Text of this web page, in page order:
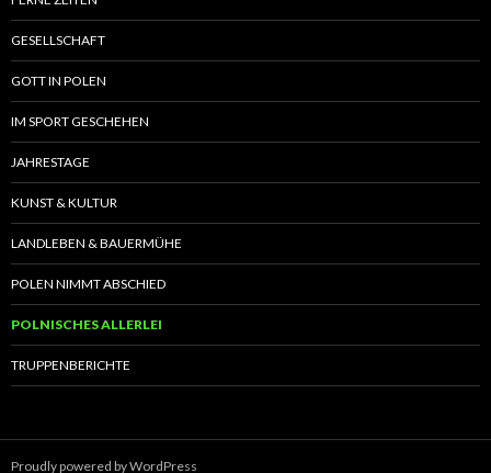
GESELLSCHAFT
GOTT IN POLEN
IM SPORT GESCHEHEN
JAHRESTAGE
KUNST & KULTUR
LANDLEBEN & BAUERMÜHE
POLEN NIMMT ABSCHIED
POLNISCHES ALLERLEI
TRUPPENBERICHTE
Proudly powered by WordPress